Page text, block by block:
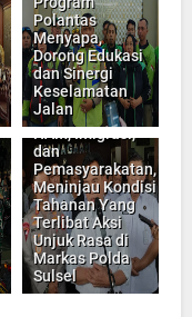
Polantas
Menyapa,
Dorong Edukasi
dan Sinergi
Keselamatan
Jalan
Menteri
Koordinator
Bidang Hukum,
dan
Pemasyarakatan,
Meninjau Kondisi
Tahanan Yang
Terlibat Aksi
Unjuk Rasa di
Markas Polda
Sulsel